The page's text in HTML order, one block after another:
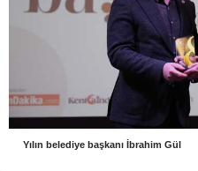
Yılın belediye başkanı İbrahim Gül